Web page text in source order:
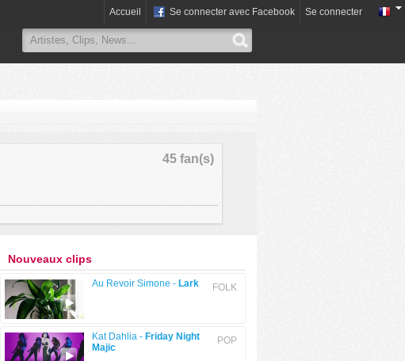
Accueil Se connecter avec Facebook Se connecter
45 fan(s)
Nouveaux clips
FOLK
Au Revoir Simone - Lark
POP
Kat Dahlia - Friday Night
Majic